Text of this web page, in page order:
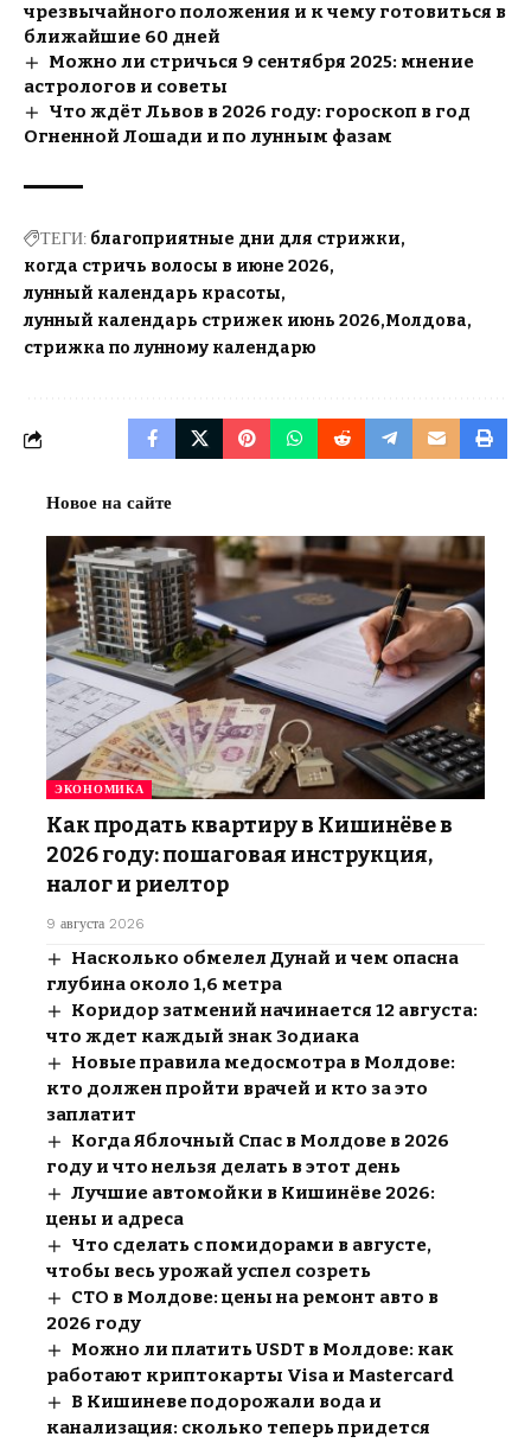
чрезвычайного положения и к чему готовиться в
ближайшие 60 дней
Можно ли стричься 9 сентября 2025: мнение
астрологов и советы
Что ждёт Львов в 2026 году: гороскоп в год
Огненной Лошади и по лунным фазам
ТЕГИ: благоприятные дни для стрижки
когда стричь волосы в июне 2026
лунный календарь красоты
лунный календарь стрижек июнь 2026 Молдова
стрижка по лунному календарю
Новое на сайте
ЭКОНОМИКА
Как продать квартиру в Кишинёве в
2026 году: пошаговая инструкция,
налог и риелтор
9 августа 2026
Насколько обмелел Дунай и чем опасна
глубина около 1,6 метра
Коридор затмений начинается 12 августа:
что ждет каждый знак Зодиака
Новые правила медосмотра в Молдове:
кто должен пройти врачей и кто за это
заплатит
Когда Яблочный Спас в Молдове в 2026
году и что нельзя делать в этот день
Лучшие автомойки в Кишинёве 2026:
цены и адреса
Что сделать с помидорами в августе,
чтобы весь урожай успел созреть
СТО в Молдове: цены на ремонт авто в
2026 году
Можно ли платить USDT в Молдове: как
работают криптокарты Visa и Mastercard
В Кишиневе подорожали вода и
канализация: сколько теперь придется